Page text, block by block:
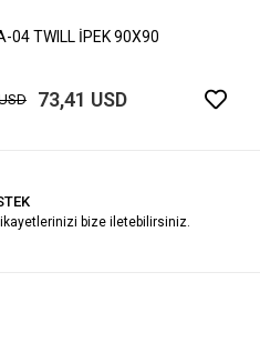
04 TWILL İPEK 90X90
73,41 USD
bize iletebilirsiniz.